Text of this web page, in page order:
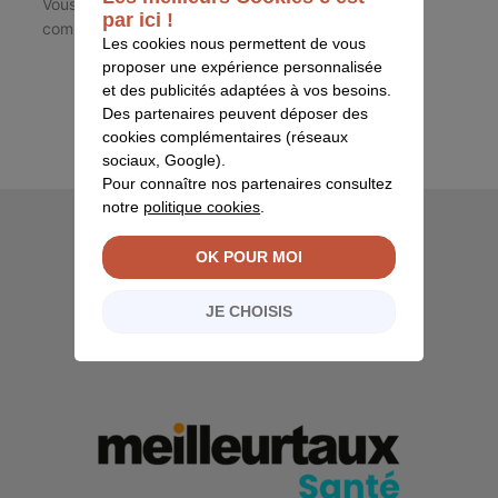
Vous devezvous connecterpour publier un
commentaire.
Qui sommes-nous ?
Comment souscrire ?
Questions fréquentes
par ici !
Les cookies nous permettent de vous
proposer une expérience personnalisée
et des publicités adaptées à vos besoins.
Des partenaires peuvent déposer des
cookies complémentaires (réseaux
sociaux, Google).
Pour connaître nos partenaires consultez
notre politique cookies
JE CHOISIS
OK POUR MOI